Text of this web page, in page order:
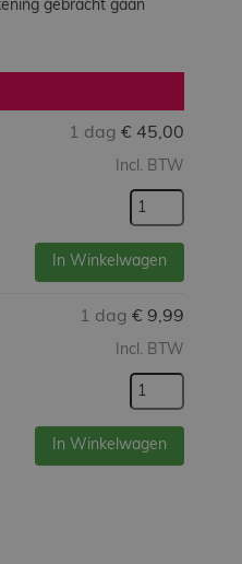
gebracht gaan
1 dag € 45,00
Incl. BTW
In Winkelwagen
1 dag € 9,99
Incl. BTW
In Winkelwagen